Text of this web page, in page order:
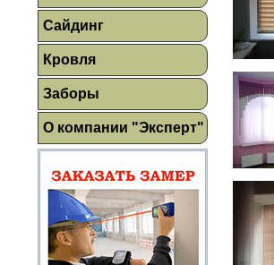
Сайдинг
Кровля
Заборы
О компании "Эксперт"